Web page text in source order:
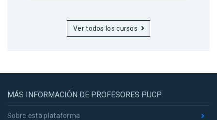
Ver todos los cursos
MÁS INFORMACIÓN DE PROFESORES PUCP
Sobre esta plataforma